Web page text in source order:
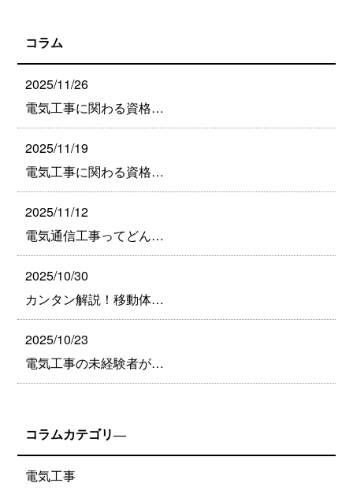
コラム
2025/11/26
電気工事に関わる資格…
2025/11/19
電気工事に関わる資格…
2025/11/12
電気通信工事ってどん…
2025/10/30
カンタン解説！移動体…
2025/10/23
電気工事の未経験者が…
コラムカテゴリ―
電気工事